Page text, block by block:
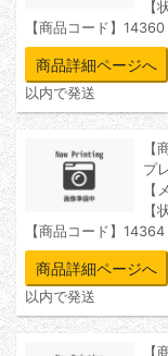
【
【商品コード】14360
商品詳細ページへ
以内で発送
【
プ
【
【
【商品コード】14364
商品詳細ページへ
以内で発送
【